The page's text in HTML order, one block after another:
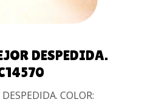
DESPEDIDA.
COLOR: